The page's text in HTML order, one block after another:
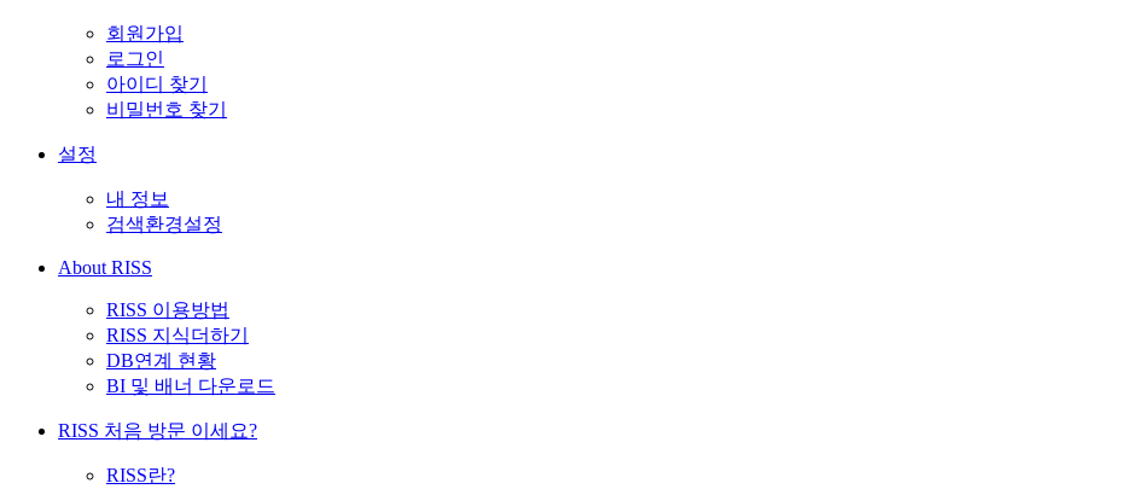
회원가입
로그인
아이디 찾기
비밀번호 찾기
설정
내 정보
검색환경설정
About RISS
RISS 이용방법
RISS 지식더하기
DB연계 현황
BI 및 배너 다운로드
RISS 처음 방문 이세요?
RISS란?